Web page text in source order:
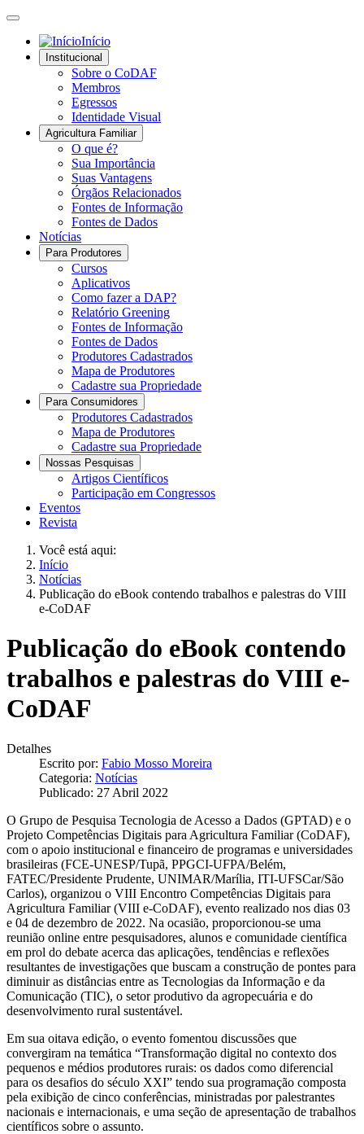
Início
Institucional
Sobre o CoDAF
Membros
Egressos
Identidade Visual
Agricultura Familiar
O que é?
Sua Importância
Suas Vantagens
Órgãos Relacionados
Fontes de Informação
Fontes de Dados
Notícias
Para Produtores
Cursos
Aplicativos
Como fazer a DAP?
Relatório Greening
Fontes de Informação
Fontes de Dados
Produtores Cadastrados
Mapa de Produtores
Cadastre sua Propriedade
Para Consumidores
Produtores Cadastrados
Mapa de Produtores
Cadastre sua Propriedade
Nossas Pesquisas
Artigos Científicos
Participação em Congressos
Eventos
Revista
Você está aqui:
Início
Notícias
Publicação do eBook contendo trabalhos e palestras do VIII
e-CoDAF
Publicação do eBook contendo
trabalhos e palestras do VIII e-
CoDAF
Detalhes
Escrito por: Fabio Mosso Moreira
Categoria: Notícias
Publicado: 27 Abril 2022
O Grupo de Pesquisa Tecnologia de Acesso a Dados (GPTAD) e o
Projeto Competências Digitais para Agricultura Familiar (CoDAF),
com o apoio institucional e financeiro de programas e universidades
brasileiras (FCE-UNESP/Tupã, PPGCI-UFPA/Belém,
FATEC/Presidente Prudente, UNIMAR/Marília, ITI-UFSCar/São
Carlos), organizou o VIII Encontro Competências Digitais para
Agricultura Familiar (VIII e-CoDAF), evento realizado nos dias 03
e 04 de dezembro de 2022. Na ocasião, proporcionou-se uma
reunião online entre pesquisadores, alunos e comunidade científica
em prol do debate acerca das aplicações, tendências e reflexões
resultantes de investigações que buscam a construção de pontes para
diminuir as distâncias entre as Tecnologias da Informação e da
Comunicação (TIC), o setor produtivo da agropecuária e do
desenvolvimento rural sustentável.
Em sua oitava edição, o evento fomentou discussões que
convergiram na temática “Transformação digital no contexto dos
pequenos e médios produtores rurais: os dados como diferencial
para os desafios do século XXI” tendo sua programação composta
pela exibição de cinco conferências, ministradas por palestrantes
nacionais e internacionais, e uma seção de apresentação de trabalhos
científicos sobre o assunto.